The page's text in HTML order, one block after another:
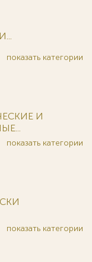
показать категории
И
показать категории
показать категории